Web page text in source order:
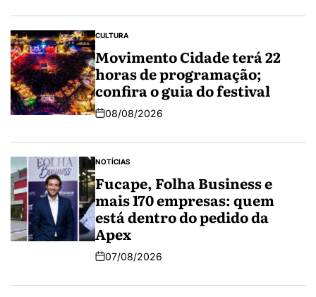
CULTURA
Movimento Cidade terá 22
horas de programação;
confira o guia do festival
08/08/2026
NOTÍCIAS
Fucape, Folha Business e
mais 170 empresas: quem
está dentro do pedido da
Apex
07/08/2026